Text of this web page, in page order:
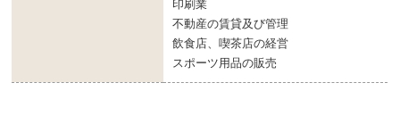
印刷業
不動産の賃貸及び管理
飲食店、喫茶店の経営
スポーツ用品の販売